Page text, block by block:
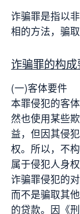
诈骗罪是指以
相的方法，骗
诈骗罪的构
(一)客体要件
本罪侵犯的客
然也使用某些
益，但因其侵
权。所以，不
属于侵犯人身权
诈骗罪侵犯的
而不是骗取其
的贷款。因《